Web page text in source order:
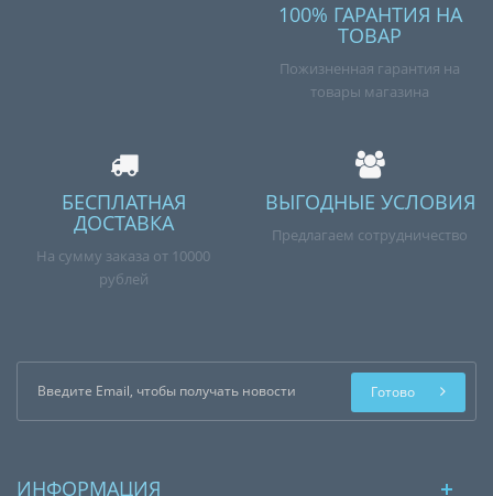
100% ГАРАНТИЯ НА
ТОВАР
Пожизненная гарантия на
товары магазина
БЕСПЛАТНАЯ
ДОСТАВКА
На сумму заказа от 10000
рублей
ВЫГОДНЫЕ УСЛОВИЯ
Предлагаем сотрудничество
Готово
ИНФОРМАЦИЯ